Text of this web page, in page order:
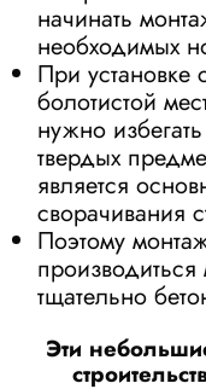
начинать
необходимых
При установке
болотистой
нужно
твердых
является
сворачивания
Поэтому
тщательно
Эти